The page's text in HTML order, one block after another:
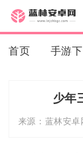
首页 手游
少年
来源： 蓝林安卓